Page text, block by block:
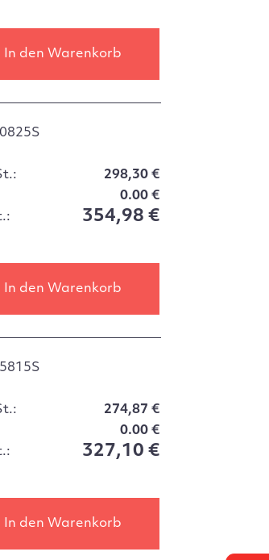
In den Warenkorb
298,30 €
0.00 €
354,98 €
In den Warenkorb
274,87 €
0.00 €
327,10 €
In den Warenkorb